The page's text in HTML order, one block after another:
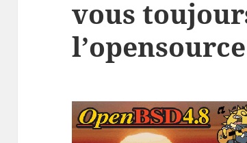
vous